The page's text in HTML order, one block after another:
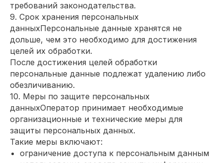
требований законодательства.
9. Срок хранения персональных
данныхПерсональные данные хранятся не
дольше, чем это необходимо для достижения
целей их обработки.
После достижения целей обработки
персональные данные подлежат удалению либо
обезличиванию.
10. Меры по защите персональных
данныхОператор принимает необходимые
организационные и технические меры для
защиты персональных данных.
Такие меры включают:
ограничение доступа к персональным данным